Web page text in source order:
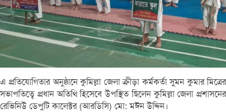
এ প্রতিযোগিতার অনুষ্ঠানে কুমিল্লা জেলা ক্রীড়া কর্মকর্তা সুমন কুমার মিত্রের
সভাপতিত্বে প্রধান অতিথি হিসেবে উপস্থিত ছিলেন কুমিল্লা জেলা প্রশাসনের
রেভিনিউ ডেপুটি কালেক্টর (আরডিসি) মো: মঈন উদ্দিন।